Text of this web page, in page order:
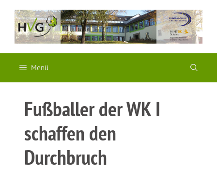
Inhalt
springen
Menü
Fußballer der WK I
schaffen den
Durchbruch